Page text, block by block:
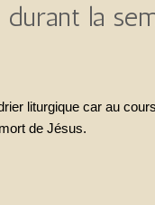
la
liturgique car au
de Jésus.